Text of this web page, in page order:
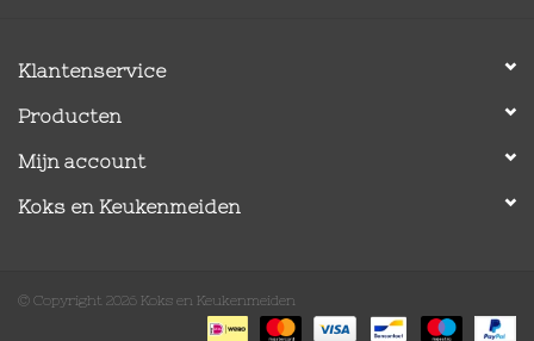
Klantenservice
Producten
Mijn account
Koks en Keukenmeiden
© Copyright 2026 Koks en Keukenmeiden